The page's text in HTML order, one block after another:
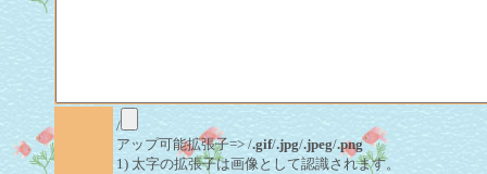
/
アップ可能拡張子=> /.gif/.jpg/.jpeg/.png
1) 太字の拡張子は画像として認識されます。